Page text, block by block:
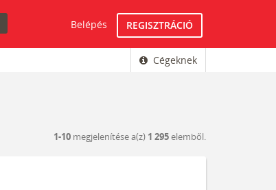
Belépés REGISZTRÁCIÓ
Cégeknek
1-10 megjelenítése a(z) 1 295elemből.